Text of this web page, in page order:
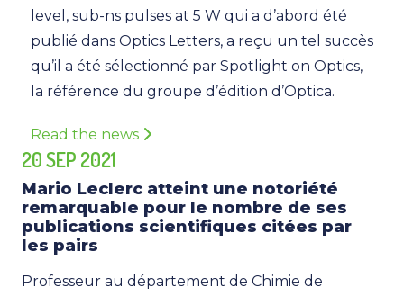
level, sub-ns pulses at 5 W qui a d’abord été
publié dans Optics Letters, a reçu un tel succès
qu’il a été sélectionné par Spotlight on Optics,
la référence du groupe d’édition d’Optica.
Read the news
20 SEP 2021
Mario Leclerc atteint une notoriété
remarquable pour le nombre de ses
publications scientifiques citées par
les pairs
Professeur au département de Chimie de